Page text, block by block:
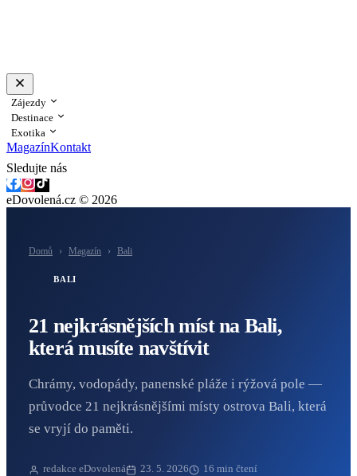
Zájezdy
Destinace
Exotika
MagazínKontakt
Sledujte nás
eDovolená.cz © 2026
Domů › Magazín › Bali
BALI
21 nejkrásnějších míst na Bali,
která musíte navštívit
Chrámy, vodopády, panenské pláže i rýžová pole —
průvodce 21 nejkrásnějšími místy ostrova Bali, která
se vryjí do paměti.
redakce eDovolená 23. 5. 2026 16 min čtení